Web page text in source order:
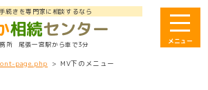
続きを専門家に相談するなら
相続センター
所 尾張一宮駅から車で3分
page.php > MV下のメニュー